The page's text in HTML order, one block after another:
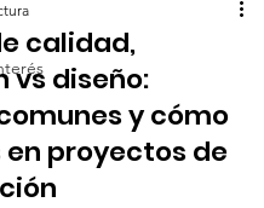
calidad,
vs diseño:
y cómo
proyectos de